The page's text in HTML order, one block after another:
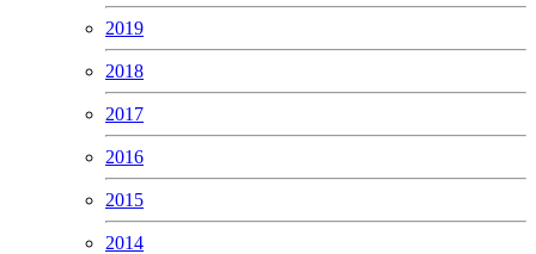
2019
2018
2017
2016
2015
2014